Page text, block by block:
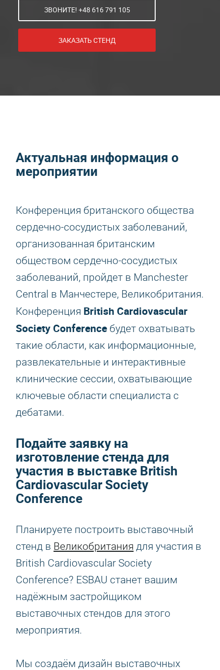
ЗВОНИТЕ! +48 616 791 105
ЗАКАЗАТЬ СТЕНД
Актуальная информация о
мероприятии
Конференция британского общества
сердечно-сосудистых заболеваний,
организованная британским
обществом сердечно-сосудистых
заболеваний, пройдет в Manchester
Central в Манчестере, Великобритания.
Конференция British Cardiovascular
Society Conference будет охватывать
такие области, как информационные,
развлекательные и интерактивные
клинические сессии, охватывающие
ключевые области специалиста с
дебатами.
Подайте заявку на
изготовление стенда для
участия в выставке British
Cardiovascular Society
Conference
Планируете построить выставочный
стенд в Великобритания для участия в
British Cardiovascular Society
Conference? ESBAU станет вашим
надёжным застройщиком
выставочных стендов для этого
мероприятия.
Мы создаём дизайн выставочных